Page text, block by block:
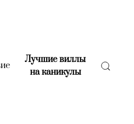
(current)
Лучшие виллы
на каникулы(current)